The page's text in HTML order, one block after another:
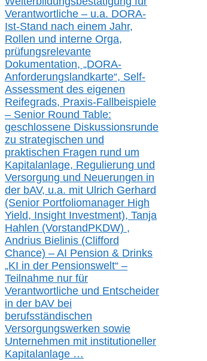
Verantwortliche – u.a. DORA-
Ist-Stand nach einem Jahr,
Rollen und interne Orga,
prüfungsrelevante
Dokumentation, „DORA-
Anforderungslandkarte“, Self-
Assessment des eigenen
Reifegrads, Praxis-Fallbeispiele
– Senior Round Table:
geschlossene Diskussionsrunde
zu strategischen und
praktischen Fragen rund um
Kapitalanlage, Regulierung und
Versorgung und Neuerungen in
der bAV, u.a. mit Ulrich Gerhard
(Senior Portfoliomanager High
Yield, Insight Investment), Tanja
Hahlen (VorstandPKDW) ,
Andrius Bielinis (Clifford
Chance) – AI Pension & Drinks
„KI in der Pensionswelt“ –
Teilnahme nur für
Verantwortliche und Entscheider
in der bAV bei
berufsständischen
Versorgungswerken sowie
Unternehmen mit institutioneller
Kapitalanlage …